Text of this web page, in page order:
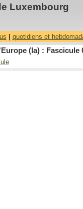
Luxembourg
quotidiens et
(la) : Fascicule